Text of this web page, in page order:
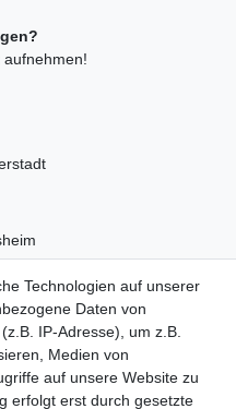
aufnehmen!
Technologien auf unserer
Daten von
IP-Adresse), um z.B.
Medien von
auf unsere Website zu
erfolgt erst durch gesetzte